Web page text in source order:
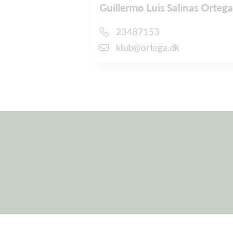
Guillermo Luis Salinas Ortega
23487153
klub@ortega.dk